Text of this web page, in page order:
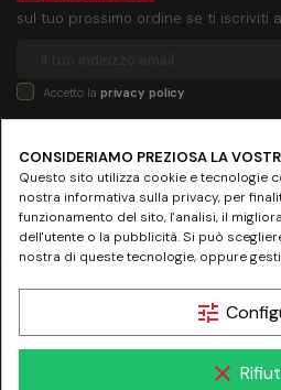
sul tuo prossimo ordine se ti iscriviti
Accetto la privacy policy
SEGUICI SU
© 2024 www.farmaciamazziniroma.it |
Mazzini 19 - 00195 Roma | P.IVA 05097731003
CONSIDERIAMO PREZIOSA LA
Questo sito utilizza cookie e tecnologie
nostra informativa sulla privacy, per
funzionamento del sito, l'analisi, il
dell'utente o la pubblicità. Si può
nostra di queste tecnologie, oppure
tune
clear